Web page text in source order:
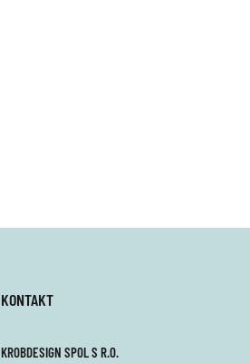
KONTAKT
KROBDESIGN SPOL S R.O.